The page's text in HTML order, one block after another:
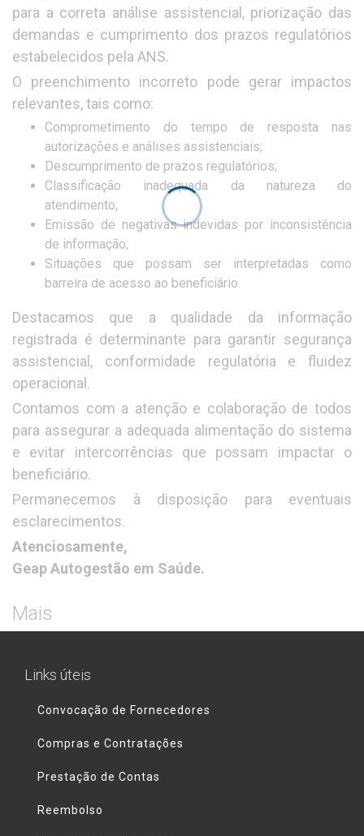
para a correta análise assistencial, priorização das
demandas e cumprimento dos prazos regulatórios
estabelecidos pela ANS.
O preenchimento incorreto pode gerar impactos
relevantes, tais como:
Comprometimento do tempo de resposta nas
autorizações e análises assistenciais;
Descumprimento de prazos regulatórios;
Classificação inadequada da natureza do
atendimento;
Emissão de negativas indevidas por inconsistência
de informação;
Situações que possam ser interpretadas como
barreira de acesso ao beneficiário.
Destacamos que a qualidade da informação
registrada é determinante para garantir segurança
assistencial, conformidade regulatória e fluidez
operacional.
Contamos com a atenção e colaboração de todos
para assegurar a adequada alimentação do sistema
e evitar intercorrências que possam impactar o
beneficiário.
Permanecemos à disposição para eventuais
esclarecimentos.
Atenciosamente,
Geap Autogestão em Saúde.
Mais
Links úteis
Convocação de Fornecedores
Compras e Contratações
Prestação de Contas
Reembolso